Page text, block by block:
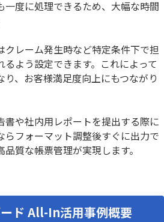
一度に処理できるため、大幅な時間
クレーム発生時など特定条件下で担
よう設定できます。これによって
、お客様満足度向上にもつながり
書や社内用レポートを提出する際に
らフォーマット調整後すぐに出力で
質な帳票管理が実現します。
ド All-In活用事例概要